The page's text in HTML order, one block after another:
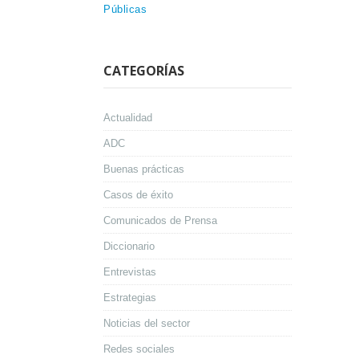
Públicas
CATEGORÍAS
Actualidad
ADC
Buenas prácticas
Casos de éxito
Comunicados de Prensa
Diccionario
Entrevistas
Estrategias
Noticias del sector
Redes sociales